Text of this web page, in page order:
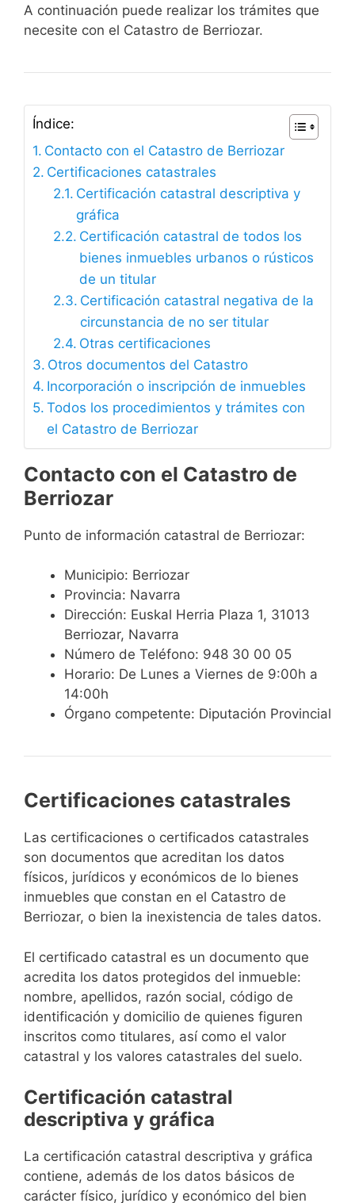
A continuación puede realizar los trámites que
necesite con el Catastro de Berriozar.
Índice:
Contacto con el Catastro de Berriozar
Certificaciones catastrales
Certificación catastral descriptiva y
gráfica
Certificación catastral de todos los
bienes inmuebles urbanos o rústicos
de un titular
Certificación catastral negativa de la
circunstancia de no ser titular
Otras certificaciones
Otros documentos del Catastro
Incorporación o inscripción de inmuebles
Todos los procedimientos y trámites con
el Catastro de Berriozar
Contacto con el Catastro de
Berriozar
Punto de información catastral de Berriozar:
Municipio: Berriozar
Provincia: Navarra
Dirección: Euskal Herria Plaza 1, 31013
Berriozar, Navarra
Número de Teléfono: 948 30 00 05
Horario: De Lunes a Viernes de 9:00h a
14:00h
Órgano competente: Diputación Provincial
Certificaciones catastrales
Las certificaciones o certificados catastrales
son documentos que acreditan los datos
físicos, jurídicos y económicos de lo bienes
inmuebles que constan en el Catastro de
Berriozar, o bien la inexistencia de tales datos.
El certificado catastral es un documento que
acredita los datos protegidos del inmueble:
nombre, apellidos, razón social, código de
identificación y domicilio de quienes figuren
inscritos como titulares, así como el valor
catastral y los valores catastrales del suelo.
Certificación catastral
descriptiva y gráfica
La certificación catastral descriptiva y gráfica
contiene, además de los datos básicos de
carácter físico, jurídico y económico del bien